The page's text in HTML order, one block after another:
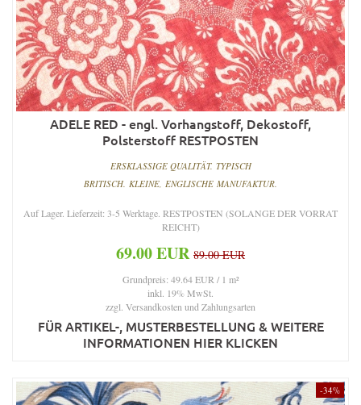
ADELE RED - engl. Vorhangstoff, Dekostoff,
Polsterstoff RESTPOSTEN
ERSKLASSIGE QUALITÄT. TYPISCH
BRITISCH. KLEINE, ENGLISCHE MANUFAKTUR.
Auf Lager. Lieferzeit: 3-5 Werktage. RESTPOSTEN (SOLANGE DER VORRAT
REICHT)
69.00 EUR 89.00 EUR
Grundpreis: 49.64 EUR / 1 m²
inkl. 19% MwSt.
zzgl. Versandkosten und Zahlungsarten
FÜR ARTIKEL-, MUSTERBESTELLUNG & WEITERE
INFORMATIONEN HIER KLICKEN
-34%